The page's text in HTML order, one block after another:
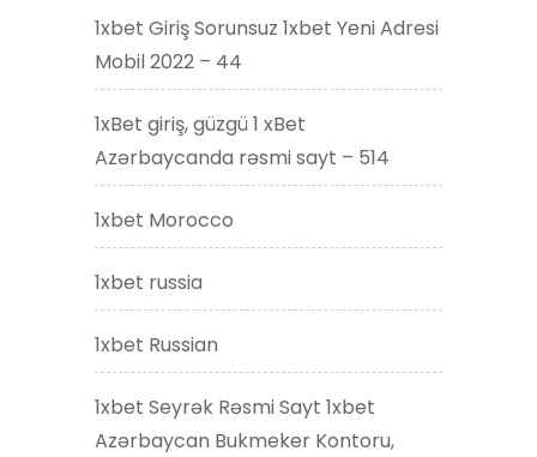
1xbet Giriş Sorunsuz 1xbet Yeni Adresi
Mobil 2022 – 44
1xBet giriş, güzgü 1 xBet
Azərbaycanda rəsmi sayt – 514
1xbet Morocco
1xbet russia
1xbet Russian
1xbet Seyrək Rəsmi Sayt 1xbet
Azərbaycan Bukmeker Kontoru,